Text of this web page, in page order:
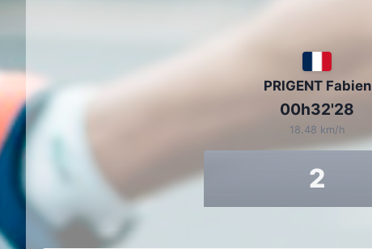
PRIGENT Fabien
00h32'28
18.48 km/h
2